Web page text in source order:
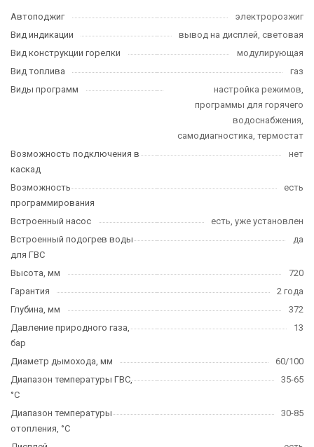
Автоподжиг
электророзжиг
Вид индикации
вывод на дисплей, световая
Вид конструкции горелки
модулирующая
Вид топлива
газ
Виды программ
настройка режимов,
программы для горячего
водоснабжения,
самодиагностика, термостат
Возможность подключения в
каскад
нет
Возможность
программирования
есть
Встроенный насос
есть, уже установлен
Встроенный подогрев воды
для ГВС
да
Высота, мм
720
Гарантия
2 года
Глубина, мм
372
Давление природного газа,
бар
13
Диаметр дымохода, мм
60/100
Диапазон температуры ГВС,
°C
35-65
Диапазон температуры
отопления, °C
30-85